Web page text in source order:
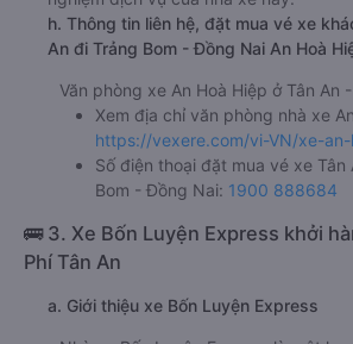
h. Thông tin liên hệ, đặt mua vé xe
An đi Trảng Bom - Đồng Nai An Hoà
Văn phòng xe An Hoà Hiệp ở Tân An
Xem địa chỉ văn phòng nhà xe
https://vexere.com/vi-VN/xe-an-
Số điện thoại đặt mua vé xe Tân
Bom - Đồng Nai: 1900 888684
🚌 3. Xe Bốn Luyện Express khởi
Phí Tân An
a. Giới thiệu xe Bốn Luyện Express